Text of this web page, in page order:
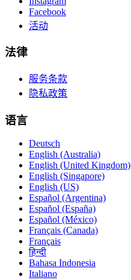
Facebook
活动
法律
服务条款
隐私政策
语言
Deutsch
English (Australia)
English (United Kingdom)
English (Singapore)
English (US)
Español (Argentina)
Español (España)
Español (México)
Français (Canada)
Français
हिन्दी
Bahasa Indonesia
Italiano